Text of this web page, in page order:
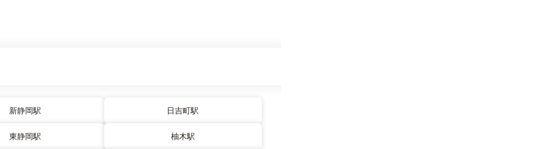
新静岡駅 日吉町駅
東静岡駅 柚木駅